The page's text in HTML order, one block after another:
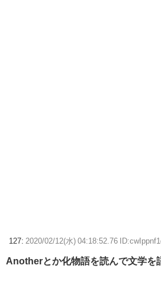
127: 2020/02/12(水) 04:18:52.76
Anotherとか化物語を読んで文学を